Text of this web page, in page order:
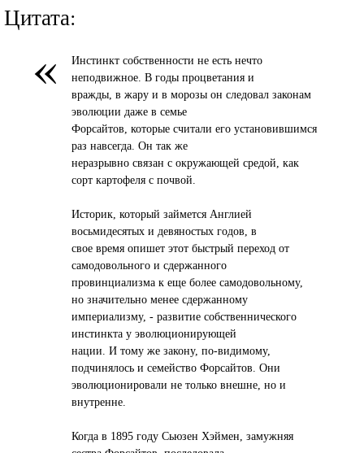
Цитата:
«
Инстинкт собственности не есть нечто
неподвижное. В годы процветания и
вражды, в жару и в морозы он следовал законам
эволюции даже в семье
Форсайтов, которые считали его установившимся
раз навсегда. Он так же
неразрывно связан с окружающей средой, как
сорт картофеля с почвой.
Историк, который займется Англией
восьмидесятых и девяностых годов, в
свое время опишет этот быстрый переход от
самодовольного и сдержанного
провинциализма к еще более самодовольному,
но значительно менее сдержанному
империализму, - развитие собственнического
инстинкта у эволюционирующей
нации. И тому же закону, по-видимому,
подчинялось и семейство Форсайтов. Они
эволюционировали не только внешне, но и
внутренне.
Когда в 1895 году Сьюзен Хэймен, замужняя